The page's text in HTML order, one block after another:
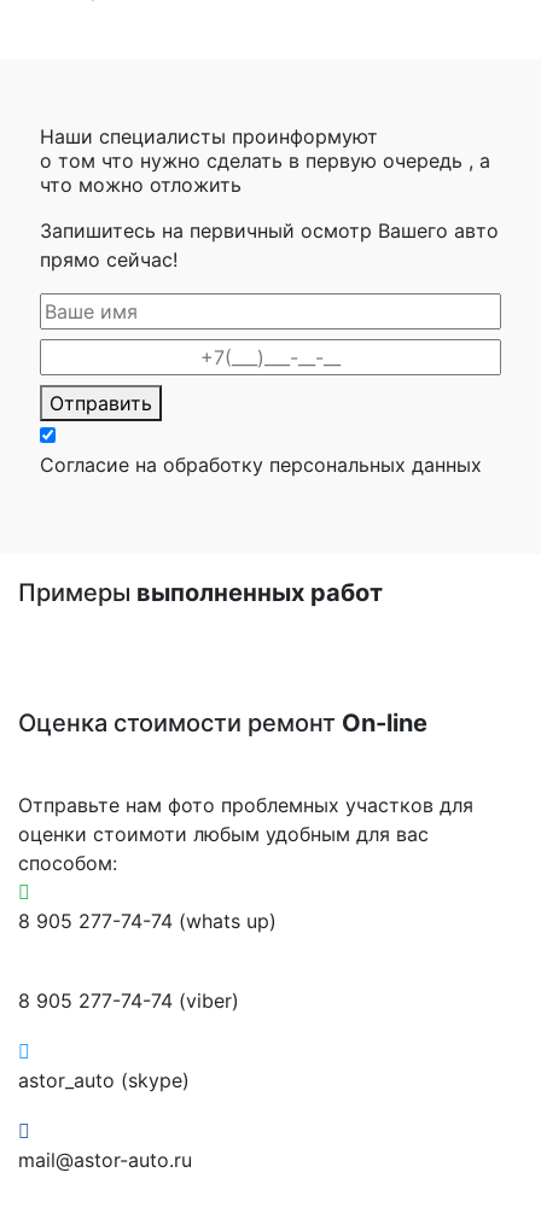
Наши специалисты проинформуют
о том что нужно сделать в первую очередь , а
что можно отложить
Запишитесь на первичный осмотр Вашего авто
прямо сейчас!
Отправить
Согласие на обработку персональных данных
Примеры выполненных работ
Оценка стоимости ремонт On-line
Отправьте нам фото проблемных участков для
оценки стоимоти любым удобным для вас
способом:
8 905 277-74-74 (whats up)
8 905 277-74-74 (viber)
astor_auto (skype)
mail@astor-auto.ru